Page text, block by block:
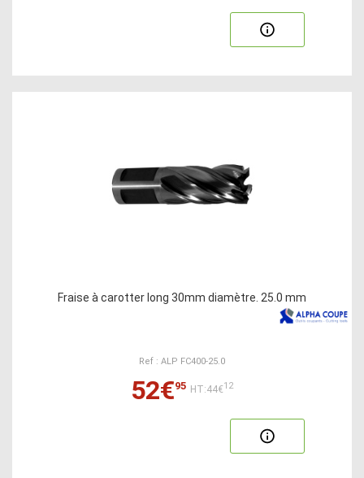
Fraise à carotter long 30mm diamètre. 25.0 mm
Ref : ALP FC400-25.0
52€95 HT:44€12